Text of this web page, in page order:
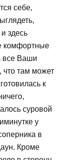
себе,
здесь
комфортные
все Ваши
что там может
к
суровой
у
в
Кроме